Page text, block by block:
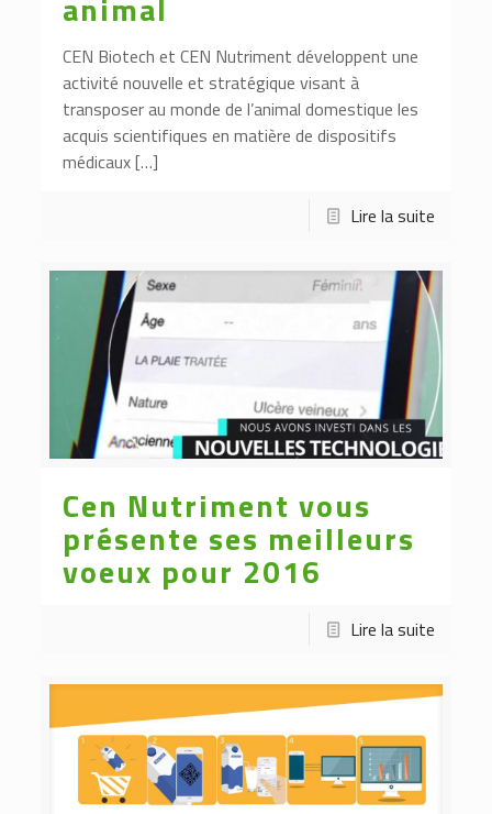
animal
CEN Biotech et CEN Nutriment développent une
activité nouvelle et stratégique visant à
transposer au monde de l’animal domestique les
acquis scientifiques en matière de dispositifs
médicaux […]
Lire la suite
Cen Nutriment vous
présente ses meilleurs
voeux pour 2016
Lire la suite